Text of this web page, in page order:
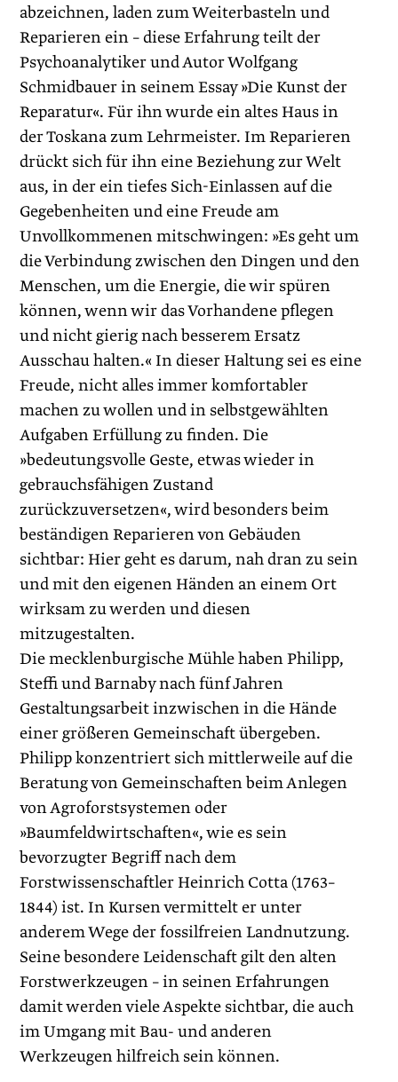
abzeichnen, laden zum Weiterbasteln und
Reparieren ein – diese Erfahrung teilt der
Psychoanalytiker und Autor Wolfgang
Schmidbauer in seinem Essay »Die Kunst der
Reparatur«. Für ihn wurde ein altes Haus in
der Toskana zum Lehrmeister. Im Reparieren
drückt sich für ihn eine Beziehung zur Welt
aus, in der ein tiefes Sich-Einlassen auf die
Gegebenheiten und eine Freude am
Unvollkommenen mitschwingen: »Es geht um
die Verbindung zwischen den Dingen und den
Menschen, um die Energie, die wir spüren
können, wenn wir das Vorhandene pflegen
und nicht gierig nach besserem Ersatz
Ausschau halten.« In dieser Haltung sei es eine
Freude, nicht alles immer komfortabler
machen zu wollen und in selbstgewählten
Aufgaben Erfüllung zu finden. Die
»bedeutungsvolle Geste, etwas wieder in
gebrauchs­fähigen Zustand
zurückzuversetzen«, wird besonders beim
beständigen Reparieren von Gebäuden
sichtbar: Hier geht es darum, nah dran zu sein
und mit den eigenen Händen an einem Ort
wirksam zu werden und diesen
mitzugestalten.
Die mecklenburgische Mühle haben Philipp,
Steffi und ­Barnaby nach fünf Jahren
Gestaltungsarbeit inzwischen in die Hände
einer größeren Gemeinschaft übergeben.
Philipp konzen­triert sich mittlerweile auf die
Beratung von Gemeinschaften beim Anlegen
von Agroforstsystemen oder
»Baumfeldwirtschaften«, wie es sein
bevorzugter Begriff nach dem
Forstwissenschaftler Heinrich Cotta (1763–
1844) ist. In Kursen vermittelt er unter
anderem Wege der fossilfreien Landnutzung.
Seine besondere Leidenschaft gilt den alten
Forstwerkzeugen – in seinen Erfahrungen
damit werden viele Aspekte sichtbar, die auch
im Umgang mit Bau- und anderen
Werkzeugen hilfreich sein können.